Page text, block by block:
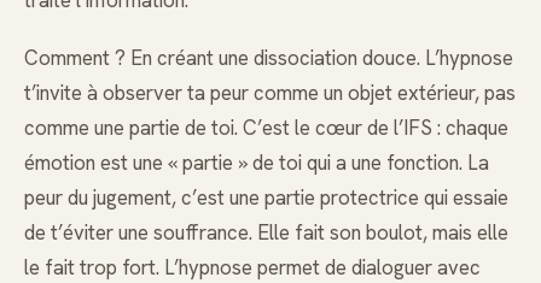
Comment ? En créant une dissociation douce. L’hypnose
t’invite à observer ta peur comme un objet extérieur, pas
comme une partie de toi. C’est le cœur de l’IFS : chaque
émotion est une « partie » de toi qui a une fonction. La
peur du jugement, c’est une partie protectrice qui essaie
de t’éviter une souffrance. Elle fait son boulot, mais elle
le fait trop fort. L’hypnose permet de dialoguer avec